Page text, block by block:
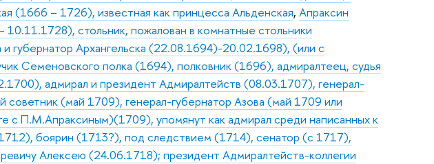
(1666 – 1726), известная как принцесса Альденская,Апраксин
стольник, пожалован в комнатные стольники
губернатор Архангельска (22.08.1694)-20.02.1698), (или с
Семеновского полка (1694), полковник (1696), адмиралтеец, судья
адмирал и президент Адмиралтейств (08.03.1707), генерал-
советник (май 1709), генерал-губернатор Азова (май 1709 или
с П.М.Апраксиным)(1709), упомянут как адмирал среди написанных к
боярин (1713?), под следствием (1714), сенатор (с 1717),
Алексею (24.06.1718); президент Адмиралтейств-коллегии